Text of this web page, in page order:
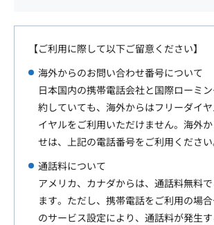
【ご利用に際して以下ご留意ください】
海外からのお問い合わせ番号について
日本国内の携帯電話会社と国際ローミ
約していても、海外からはフリーダイ
イヤルをご利用いただけません。海外
せは、上記の電話番号をご利用ください
通話料について
アメリカ、カナダからは、通話料無料
ます。ただし、携帯電話をご利用の場
のサービス設定により、通話料が発生